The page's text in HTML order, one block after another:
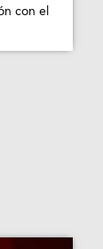
con el